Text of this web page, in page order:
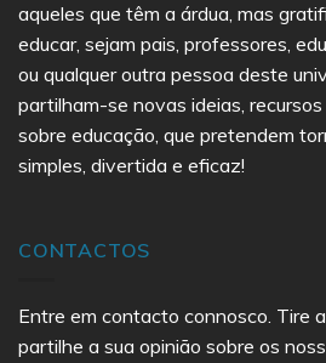
aqueles que têm a árdua, mas
educar, sejam pais, professores,
ou qualquer outra pessoa deste
partilham-se novas ideias,
sobre educação, que pretendem
simples, divertida e eficaz!
CONTACTOS
Entre em contacto connosco. Tire
partilhe a sua opinião sobre os